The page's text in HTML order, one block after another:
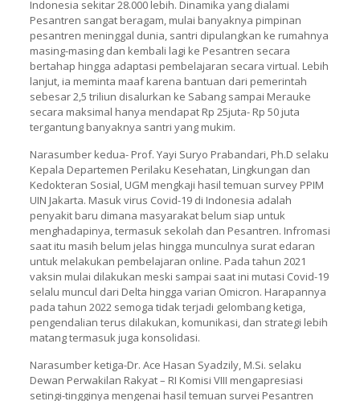
Indonesia sekitar 28.000 lebih. Dinamika yang dialami
Pesantren sangat beragam, mulai banyaknya pimpinan
pesantren meninggal dunia, santri dipulangkan ke rumahnya
masing-masing dan kembali lagi ke Pesantren secara
bertahap hingga adaptasi pembelajaran secara virtual. Lebih
lanjut, ia meminta maaf karena bantuan dari pemerintah
sebesar 2,5 triliun disalurkan ke Sabang sampai Merauke
secara maksimal hanya mendapat Rp 25juta- Rp 50 juta
tergantung banyaknya santri yang mukim.
Narasumber kedua- Prof. Yayi Suryo Prabandari, Ph.D selaku
Kepala Departemen Perilaku Kesehatan, Lingkungan dan
Kedokteran Sosial, UGM mengkaji hasil temuan survey PPIM
UIN Jakarta. Masuk virus Covid-19 di Indonesia adalah
penyakit baru dimana masyarakat belum siap untuk
menghadapinya, termasuk sekolah dan Pesantren. Infromasi
saat itu masih belum jelas hingga munculnya surat edaran
untuk melakukan pembelajaran online. Pada tahun 2021
vaksin mulai dilakukan meski sampai saat ini mutasi Covid-19
selalu muncul dari Delta hingga varian Omicron. Harapannya
pada tahun 2022 semoga tidak terjadi gelombang ketiga,
pengendalian terus dilakukan, komunikasi, dan strategi lebih
matang termasuk juga konsolidasi.
Narasumber ketiga-Dr. Ace Hasan Syadzily, M.Si. selaku
Dewan Perwakilan Rakyat – RI Komisi VIII mengapresiasi
setingi-tingginya mengenai hasil temuan survei Pesantren